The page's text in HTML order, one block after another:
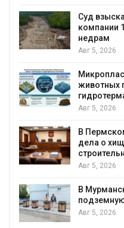
Суд
компании
недрам
Авг 5, 2026
животных
Авг 5, 2026
В
дела о
Авг 5, 2026
В
Авг 5, 2026